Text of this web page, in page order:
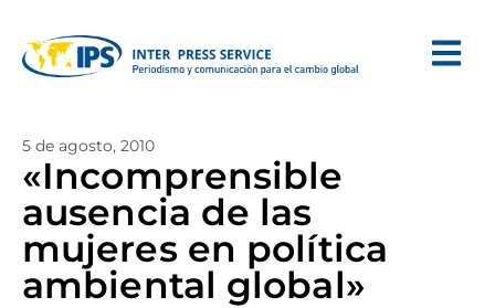
5 de agosto, 2010
«Incomprensible
ausencia de las
mujeres en política
ambiental global»